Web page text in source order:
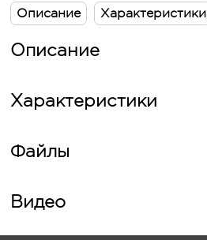
Описание Характеристики
Описание
Характеристики
Файлы
Видео